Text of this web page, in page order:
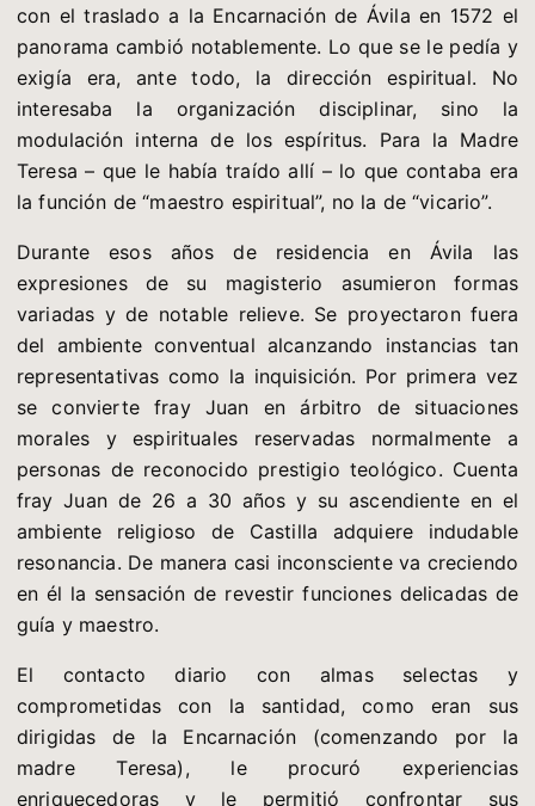
con el traslado a la Encarnación de Ávila en 1572 el
panorama cambió notablemente. Lo que se le pedía y
exigía era, ante todo, la dirección espiritual. No
interesaba la organización disciplinar, sino la
modulación interna de los espíritus. Para la Madre
Teresa – que le había traído allí – lo que contaba era
la función de “maestro espiritual”, no la de “vicario”.
Durante esos años de residencia en Ávila las
expresiones de su magisterio asumieron formas
variadas y de notable relieve. Se proyectaron fuera
del ambiente conventual alcanzando instancias tan
representativas como la inquisición. Por primera vez
se convierte fray Juan en árbitro de situaciones
morales y espirituales reservadas normalmente a
personas de reconocido prestigio teológico. Cuenta
fray Juan de 26 a 30 años y su ascendiente en el
ambiente religioso de Castilla adquiere indudable
resonancia. De manera casi inconsciente va creciendo
en él la sensación de revestir funciones delicadas de
guía y maestro.
El contacto diario con almas selectas y
comprometidas con la santidad, como eran sus
dirigidas de la Encarnación (comenzando por la
madre Teresa), le procuró experiencias
enriquecedoras y le permitió confrontar sus